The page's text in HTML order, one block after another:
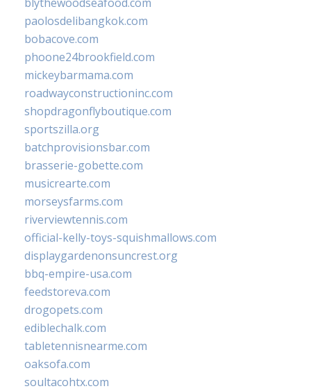
paolosdelibangkok.com
bobacove.com
phoone24brookfield.com
mickeybarmama.com
roadwayconstructioninc.com
shopdragonflyboutique.com
sportszilla.org
batchprovisionsbar.com
brasserie-gobette.com
musicrearte.com
morseysfarms.com
riverviewtennis.com
official-kelly-toys-squishmallows.com
displaygardenonsuncrest.org
bbq-empire-usa.com
feedstoreva.com
drogopets.com
ediblechalk.com
tabletennisnearme.com
oaksofa.com
soultacohtx.com